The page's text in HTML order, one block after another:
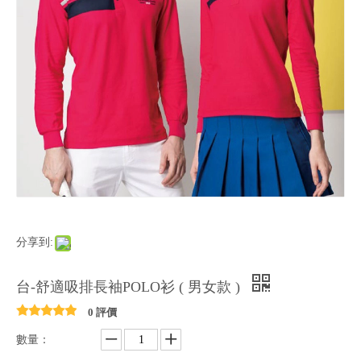
分享到:
台-舒適吸排長袖POLO衫 ( 男女款 )
0 評價
數量：